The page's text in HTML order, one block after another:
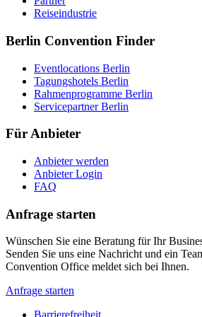
Reiseindustrie
Berlin Convention Finder
Eventlocations Berlin
Tagungshotels Berlin
Rahmenprogramme Berlin
Servicepartner Berlin
Für Anbieter
Anbieter werden
Anbieter Login
FAQ
Anfrage starten
Wünschen Sie eine Beratung für Ihr
Senden Sie uns eine Nachricht und ein
Convention Office meldet sich bei Ihnen.
Anfrage starten